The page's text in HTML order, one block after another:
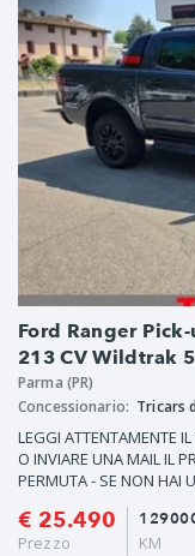
Ford Ranger
213 CV Wildtrak
Parma (PR)
Concessionario: Tricars
LEGGI ATTENTAMENTE
O INVIARE UNA MAIL IL
PERMUTA - SE NON HAI
€ 25.490
Prezzo
KM